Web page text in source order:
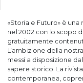
«Storia e Futuro» è
nel 2002 con lo scopo
gratuitamente
L’ambizione della
messi a disposizione
sapere storico. La
contemporanea,